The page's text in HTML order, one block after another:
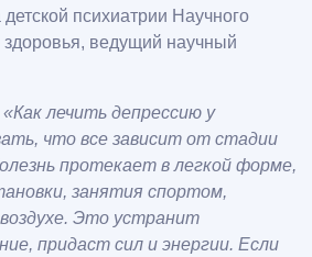
детской психиатрии Научного
здоровья, ведущий научный
лечить депрессию у
что все зависит от стадии
протекает в легкой форме,
занятия спортом,
Это устранит
придаст сил и энергии. Если